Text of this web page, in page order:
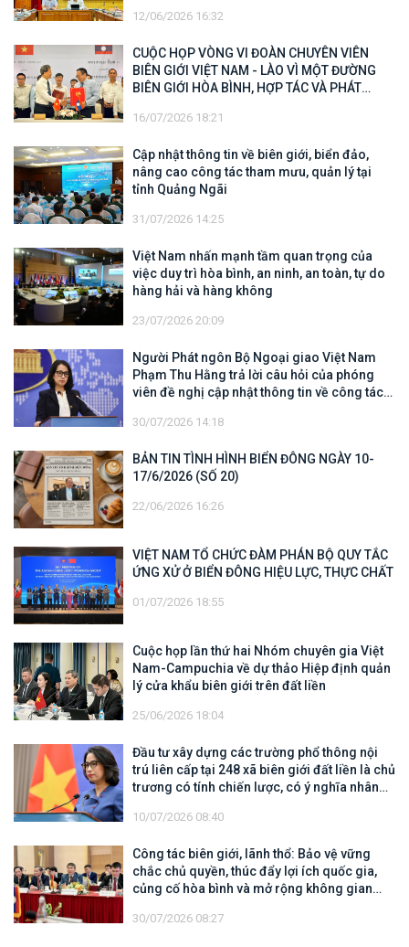
12/06/2026 16:32
CUỘC HỌP VÒNG VI ĐOÀN CHUYÊN VIÊN
BIÊN GIỚI VIỆT NAM - LÀO VÌ MỘT ĐƯỜNG
BIÊN GIỚI HÒA BÌNH, HỢP TÁC VÀ PHÁT
16/07/2026 18:21
Cập nhật thông tin về biên giới, biển đảo,
nâng cao công tác tham mưu, quản lý tại
tỉnh Quảng Ngãi
31/07/2026 14:25
Việt Nam nhấn mạnh tầm quan trọng của
việc duy trì hòa bình, an ninh, an toàn, tự do
hàng hải và hàng không
23/07/2026 20:09
Người Phát ngôn Bộ Ngoại giao Việt Nam
Phạm Thu Hằng trả lời câu hỏi của phóng
viên đề nghị cập nhật thông tin về công tác
trên tàu Khôi Nguyên 18
30/07/2026 14:18
BẢN TIN TÌNH HÌNH BIỂN ĐÔNG NGÀY 10-
17/6/2026 (SỐ 20)
22/06/2026 16:26
VIỆT NAM TỔ CHỨC ĐÀM PHÁN BỘ QUY TẮC
ỨNG XỬ Ở BIỂN ĐÔNG HIỆU LỰC, THỰC CHẤT
01/07/2026 18:55
Cuộc họp lần thứ hai Nhóm chuyên gia Việt
Nam-Campuchia về dự thảo Hiệp định quản
lý cửa khẩu biên giới trên đất liền
25/06/2026 18:04
Đầu tư xây dựng các trường phổ thông nội
trú liên cấp tại 248 xã biên giới đất liền là chủ
trương có tính chiến lược, có ý nghĩa nhân
10/07/2026 08:40
Công tác biên giới, lãnh thổ: Bảo vệ vững
chắc chủ quyền, thúc đẩy lợi ích quốc gia,
củng cố hòa bình và mở rộng không gian
30/07/2026 08:27